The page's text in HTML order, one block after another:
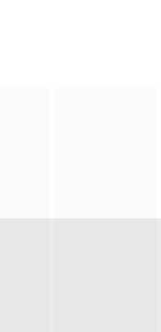
只有贝家儿子贝律清对他照顾
在艰苦环境中长大，但她始终